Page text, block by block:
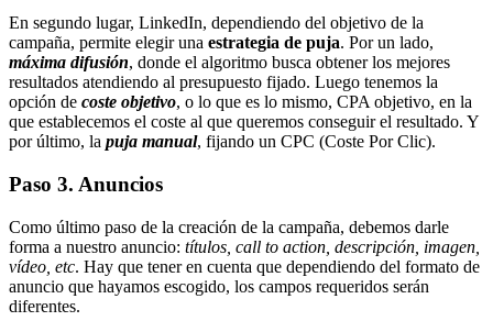
En segundo lugar, LinkedIn, dependiendo del objetivo de la
campaña, permite elegir una estrategia de puja. Por un lado,
máxima difusión, donde el algoritmo busca obtener los mejores
resultados atendiendo al presupuesto fijado. Luego tenemos la
opción de coste objetivo, o lo que es lo mismo, CPA objetivo, en la
que establecemos el coste al que queremos conseguir el resultado. Y
por último, la puja manual, fijando un CPC (Coste Por Clic).
Paso 3. Anuncios
Como último paso de la creación de la campaña, debemos darle
forma a nuestro anuncio: títulos, call to action, descripción, imagen,
vídeo, etc. Hay que tener en cuenta que dependiendo del formato de
anuncio que hayamos escogido, los campos requeridos serán
diferentes.